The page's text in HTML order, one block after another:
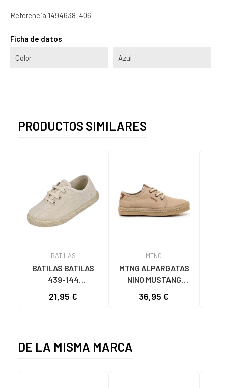
Referencia 1494638-406
Ficha de datos
Color Azul
PRODUCTOS SIMILARES
BATILAS
BATILAS BATILAS
439-144
ESPARTO PIEDRA
21,95 €
MTNG
MTNG ALPARGATAS
NINO MUSTANG
36,95 €
DE LA MISMA MARCA